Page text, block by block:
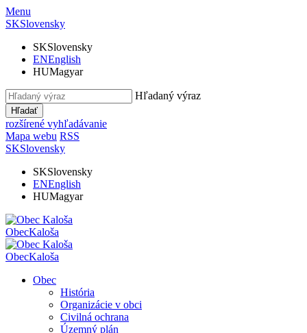
Menu
SKSlovensky
SKSlovensky
ENEnglish
HUMagyar
Hľadaný výraz
Hľadať
rozšírené vyhľadávanie
Mapa webu RSS
SKSlovensky
SKSlovensky
ENEnglish
HUMagyar
ObecKaloša
ObecKaloša
Obec
História
Organizácie v obci
Civilná ochrana
Územný plán